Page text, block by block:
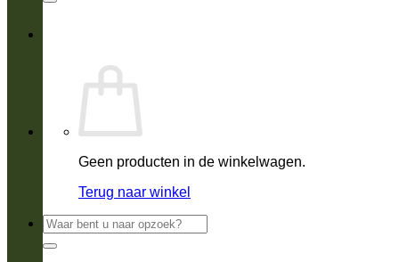
Geen producten in de winkelwagen.
Terug naar winkel
Zoeken
naar: